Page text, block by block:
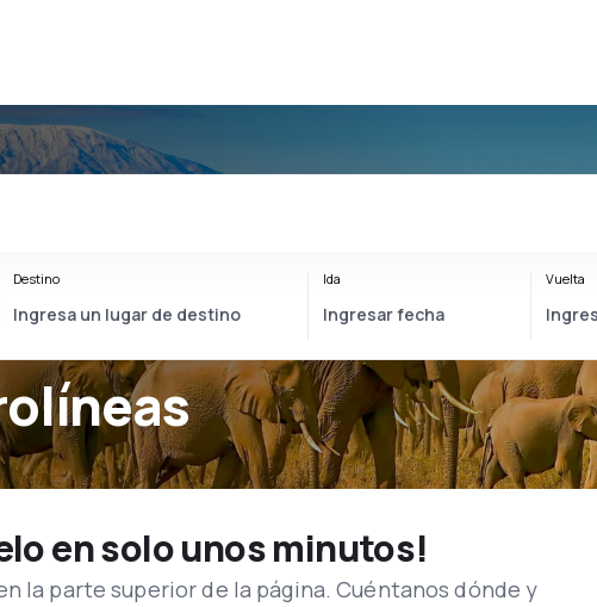
Destino Ida Vuelta
en solo unos minutos!
la parte superior de la página. Cuéntanos dónde y